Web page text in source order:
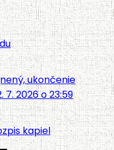
ukončenie
2026 o 23:59
kapiel